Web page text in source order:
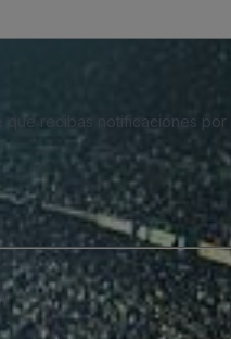
que recibas notificaciones